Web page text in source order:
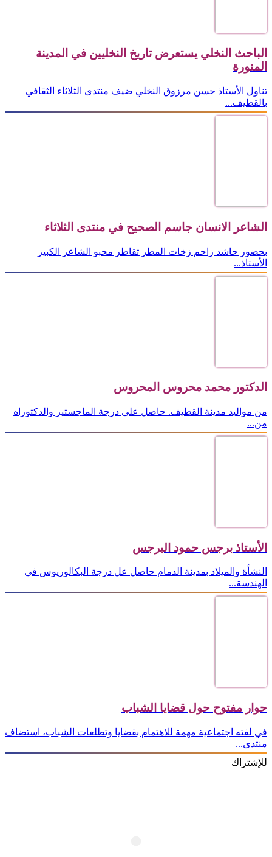
الباحث النخلي يستعرض تاريخ النخليين في المدينة
المنورة
تناول الأستاذ حسن مرزوق النخلي ضيف منتدى الثلاثاء الثقافي
بالقطيف...
الشاعر الانسان جاسم الصحيح في منتدى الثلاثاء
بحضور حاشد زاحم زخات المطر تقاطر محبو الشاعر الكبير
الأستاذ...
الدكتور محمد محروس المحروس
من مواليد مدينة القطيف. حاصل على درجة الماجستير والدكتوراه
من...
الأستاذ برجس حمود البرجس
النشأة والميلاد بمدينة الدمام حاصل عل درجة البكالوريوس في
الهندسة...
حوار مفتوح حول قضايا الشباب
في لفته اجتماعية مهمة للاهتمام بقضايا وتطلعات الشباب، استضاف
منتدى...
للإشتراك